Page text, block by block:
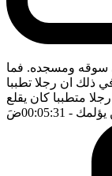
سوقه ومسجده. فما
ذلك ان رجلا تطببا
متطببا كان يقلع
يؤلمك - 00:05:31 ضَ